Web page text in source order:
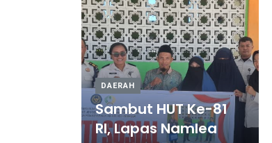
DAERAH
Sambut HUT Ke-81
RI, Lapas Namlea